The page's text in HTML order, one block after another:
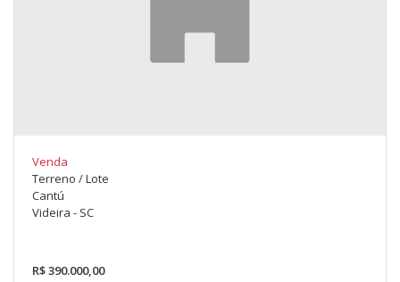
Venda
Terreno / Lote
Cantú
Videira - SC
R$ 390.000,00